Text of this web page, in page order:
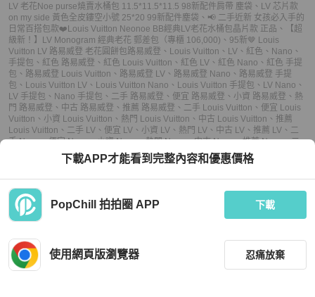
LV 老花Noe purse燒賣水桶包 11.5*11.5*11.5 98新配件肩帶 塵袋 、 LV 芯片款
on my side 黃色全皮鏤空小號 25*20 99新配件塵袋 、 📢 二手近新 女孩必入手的
日常百搭包款❤️Louis Vuitton Neonoe BB經典LV老花水桶包晶片款 正品 、
【超
級新！】LV Monogram 經典老花 郵差包（專櫃 106,000) 、 95新🤎 Louis
Vuitton LV 路易威登 老花圓餅包 路易威登 、 Louis Vuitton 、 LV 、 紅色 、 Nano 、
手提包 、 紅色 路易威登 、 紅色 Louis Vuitton 、 紅色 LV 、 紅色 Nano 、 紅色 手提
包 、 路易威登 Louis Vuitton 、 路易威登 LV 、 路易威登 Nano 、 路易威登 手提
包 、 Louis Vuitton LV 、 Louis Vuitton Nano 、 Louis Vuitton 手提包 、 LV Nano 、
LV 手提包 、 Nano 手提包 、 二手 路易威登 、 便宜 路易威登 、 小資 路易威登 、 熱
門 路易威登 、 中古 路易威登 、 推薦 路易威登 、 二手 Louis Vuitton 、 便宜 Louis
Vuitton 、 小資 Louis Vuitton 、 熱門 Louis Vuitton 、 中古 Louis Vuitton 、 推薦
Louis Vuitton 、 二手 LV 、 便宜 LV 、 小資 LV 、 熱門 LV 、 中古 LV 、 推薦 LV 、 二
手 Nano、便宜 Nano、小資 Nano、熱門 Nano、中古 Nano、推薦 Nano、二
便宜 手提包、小資 手提包、熱門 手提包、中古 手提包
下載APP才能看到完整內容和優惠價格
PopChill 拍拍圈 APP 下載
使用網頁版瀏覽器 忍痛放棄